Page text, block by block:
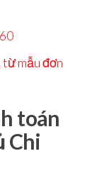
mẫu đơn
toán
Chi